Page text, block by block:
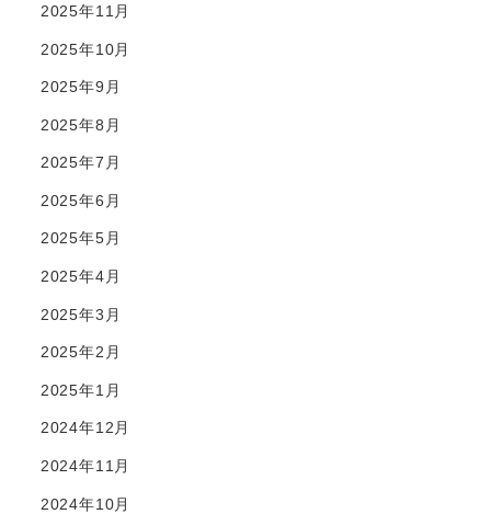
2025年11月
2025年10月
2025年9月
2025年8月
2025年7月
2025年6月
2025年5月
2025年4月
2025年3月
2025年2月
2025年1月
2024年12月
2024年11月
2024年10月